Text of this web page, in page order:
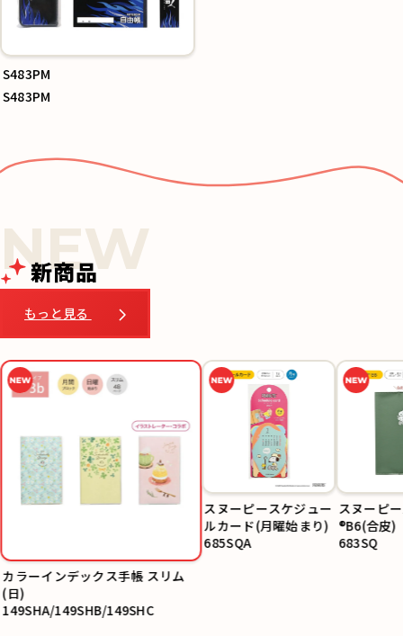
S483PM
S483PM
新商品
もっと見る
カラーインデックス手帳 スリム
(日)
149SHA/149SHB/149SHC
スヌーピースケジュー
ルカード(月曜始まり)
685SQA
スヌーピ
®B6(合皮)
683SQ